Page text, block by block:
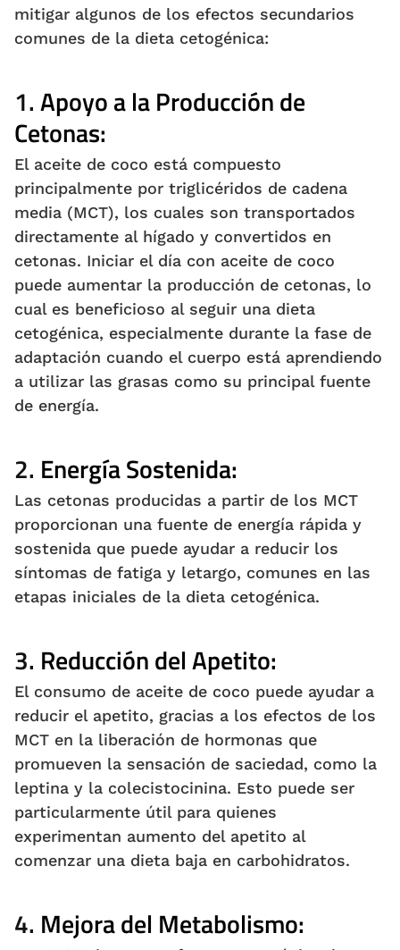
mitigar algunos de los efectos secundarios
comunes de la dieta cetogénica:
1.Apoyo a la Producción de
Cetonas:
El aceite de coco está compuesto
principalmente por triglicéridos de cadena
media (MCT), los cuales son transportados
directamente al hígado y convertidos en
cetonas. Iniciar el día con aceite de coco
puede aumentar la producción de cetonas, lo
cual es beneficioso al seguir una dieta
cetogénica, especialmente durante la fase de
adaptación cuando el cuerpo está aprendiendo
a utilizar las grasas como su principal fuente
de energía.
2. Energía Sostenida:
Las cetonas producidas a partir de los MCT
proporcionan una fuente de energía rápida y
sostenida que puede ayudar a reducir los
síntomas de fatiga y letargo, comunes en las
etapas iniciales de la dieta cetogénica.
3. Reducción del Apetito:
El consumo de aceite de coco puede ayudar a
reducir el apetito, gracias a los efectos de los
MCT en la liberación de hormonas que
promueven la sensación de saciedad, como la
leptina y la colecistocinina. Esto puede ser
particularmente útil para quienes
experimentan aumento del apetito al
comenzar una dieta baja en carbohidratos.
4. Mejora del Metabolismo: